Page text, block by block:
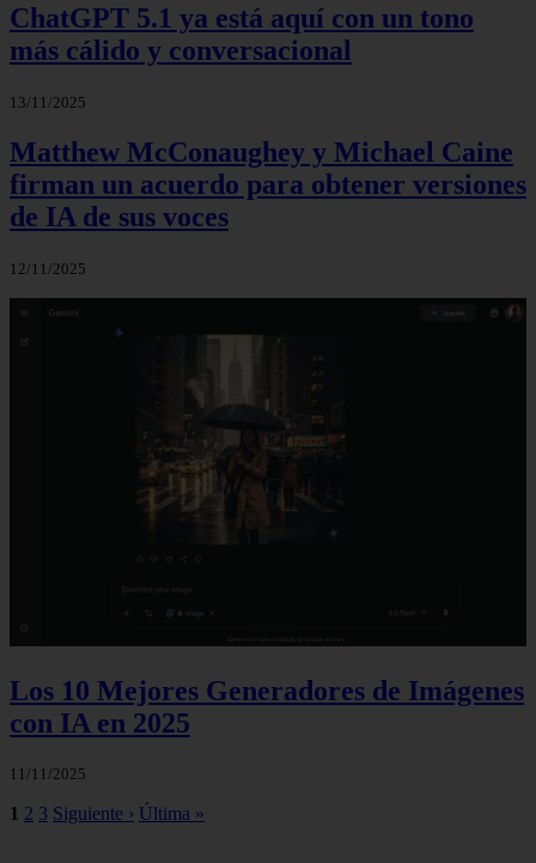
ChatGPT 5.1 ya está aquí con un tono
más cálido y conversacional
13/11/2025
Matthew McConaughey y Michael Caine
firman un acuerdo para obtener versiones
de IA de sus voces
12/11/2025
Los 10 Mejores Generadores de Imágenes
con IA en 2025
11/11/2025
1 2 3 Siguiente › Última »